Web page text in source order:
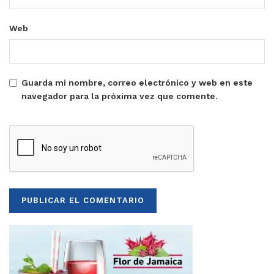
Web
Guarda mi nombre, correo electrónico y web en este
navegador para la próxima vez que comente.